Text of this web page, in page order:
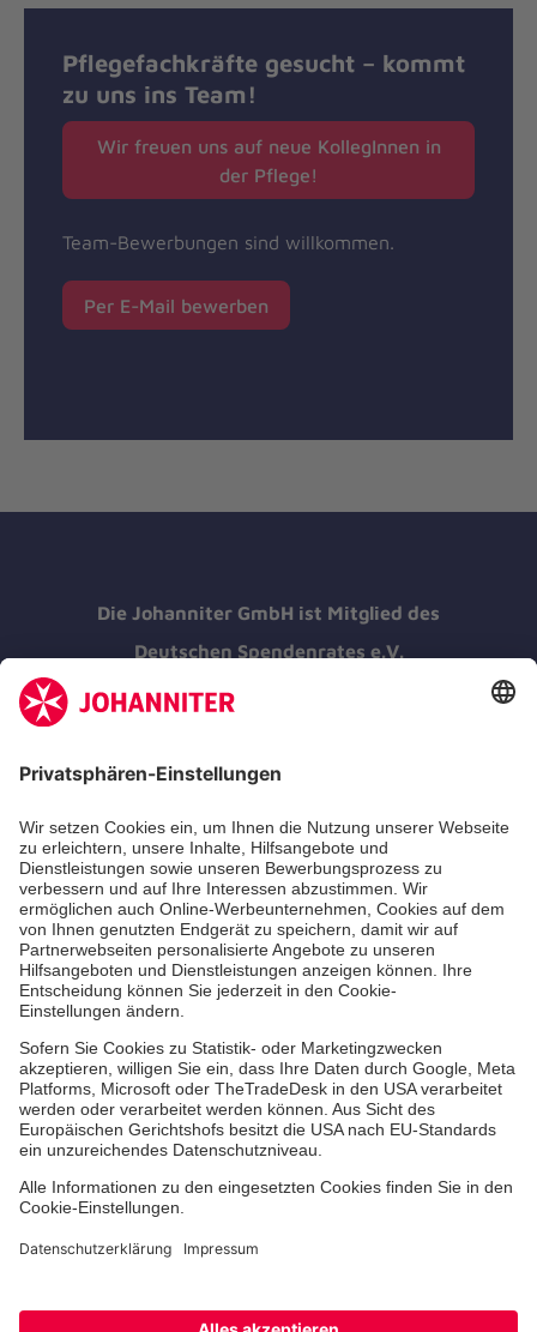
Pflegefachkräfte gesucht – kommt
zu uns ins Team!
Wir freuen uns auf neue KollegInnen in
der Pflege!
Team-Bewerbungen sind willkommen.
Per E-Mail bewerben
Die Johanniter GmbH ist Mitglied des
Deutschen Spendenrates e.V.
Kununu Top Company 2026
Medizin & Pflege
Zentren
Patienten
Karriere
Hinweisgebersystem